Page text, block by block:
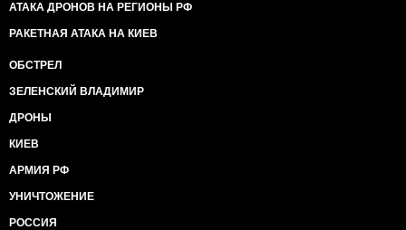
АТАКА ДРОНОВ НА РЕГИОНЫ РФ
РАКЕТНАЯ АТАКА НА КИЕВ
ОБСТРЕЛ
ЗЕЛЕНСКИЙ ВЛАДИМИР
ДРОНЫ
КИЕВ
АРМИЯ РФ
УНИЧТОЖЕНИЕ
РОССИЯ